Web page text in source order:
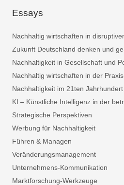
Essays
Nachhaltig wirtschaften in
Zukunft Deutschland denken und
Nachhaltigkeit in Gesellschaft und
Nachhaltig wirtschaften in der Praxis
Nachhaltigkeit im 21ten Jahrhundert
KI – Künstliche Intelligenz in der
Strategische Perspektiven
Werbung für Nachhaltigkeit
Führen & Managen
Veränderungsmanagement
Unternehmens-Kommunikation
Marktforschung-Werkzeuge